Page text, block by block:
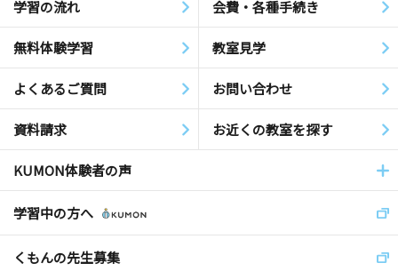
学習の流れ 会費・各種手続き
無料体験学習 教室見学
よくあるご質問 お問い合わせ
資料請求 お近くの教室を探す
KUMON体験者の声
学習中の方へ
くもんの先生募集